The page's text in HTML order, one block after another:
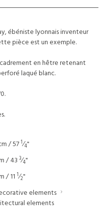
ébéniste lyonnais inventeur
pièce est un exemple.
en hêtre retenant
laqué blanc.
/ 571⁄4"
/ 43 3⁄4"
/ 11 1⁄2"
elements
elements